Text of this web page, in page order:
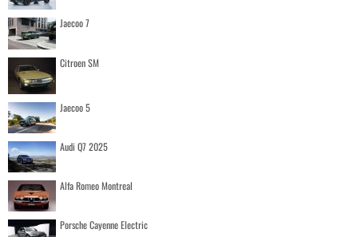
Jaecoo 7
Citroen SM
Jaecoo 5
Audi Q7 2025
Alfa Romeo Montreal
Porsche Cayenne Electric